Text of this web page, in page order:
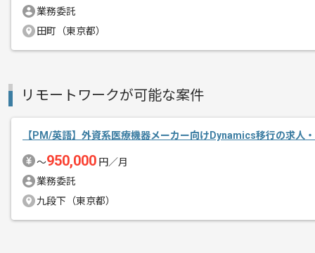
業務委託
田町（東京都）
リモートワークが可能な案件
【PM/英語】外資系医療機器メーカー向けDynamics移行の求人
〜950,000 円／月
業務委託
九段下（東京都）